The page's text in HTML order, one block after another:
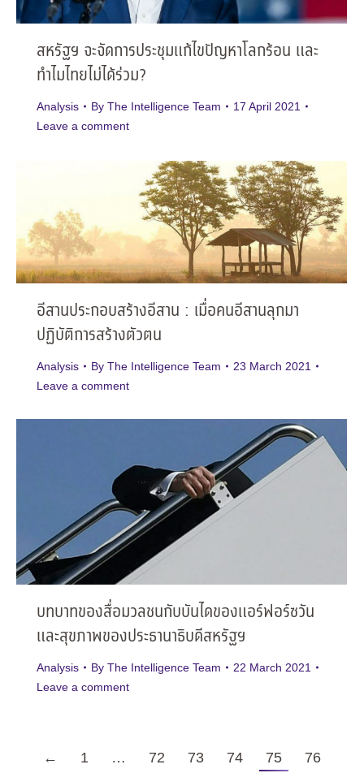
สหรัฐฯ จะจัดการประชุมแก้ไขปัญหาโลกร้อน และ
ทำไมไทยไม่ได้ร่วม?
Analysis By The Intelligence Team
17 April 2021
Leave a comment
อีสานประกอบสร้างอีสาน : เมื่อคนอีสานลุกมา
ปฏิบัติการสร้างตัวตน
Analysis By The Intelligence Team
23 March 2021
Leave a comment
บทบาทของสื่อมวลชนกับบันไดของแอร์ฟอร์ซวัน
และสุขภาพของประธานาธิบดีสหรัฐฯ
Analysis By The Intelligence Team
22 March 2021
Leave a comment
← 1 … 72 73 74 75
76